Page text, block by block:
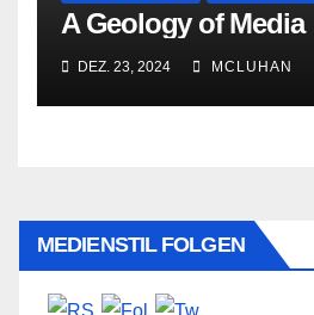
A Geology of Media
DEZ. 23, 2024 MCLUHAN
MEDIENSTIL FOLGEN